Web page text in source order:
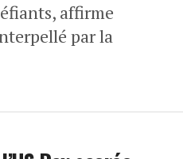
affirme
par la